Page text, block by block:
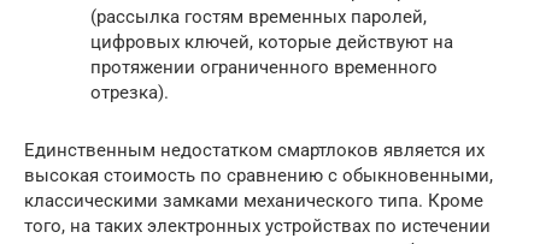
(рассылка гостям временных паролей,
цифровых ключей, которые действуют на
протяжении ограниченного временного
отрезка).
Единственным недостатком смартлоков является их
высокая стоимость по сравнению с обыкновенными,
классическими замками механического типа. Кроме
того, на таких электронных устройствах по истечении